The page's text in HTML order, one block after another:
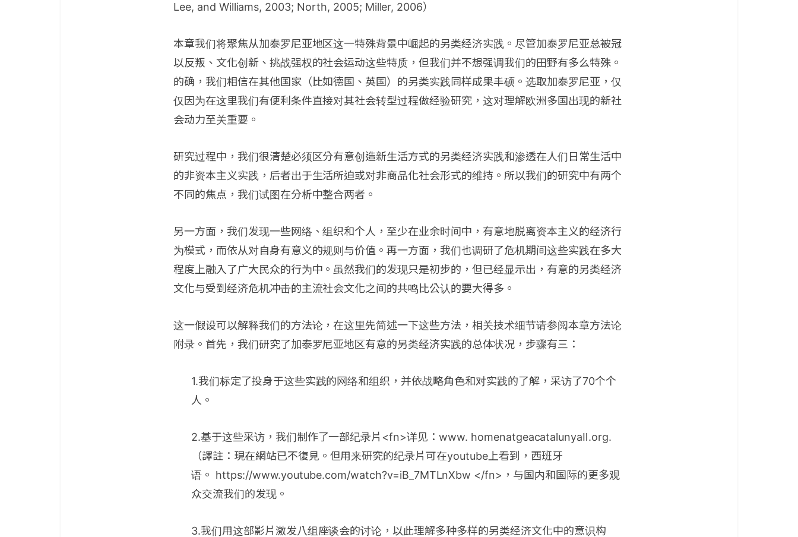
Lee, and Williams, 2003; North, 2005; Miller, 2006）
本章我们将聚焦从加泰罗尼亚地区这一特殊背景中崛起的另类经济实践。尽管加泰罗尼亚总被冠
以反叛、文化创新、挑战强权的社会运动这些特质，但我们并不想强调我们的田野有多么特殊。
的确，我们相信在其他国家（比如德国、英国）的另类实践同样成果丰硕。选取加泰罗尼亚，仅
仅因为在这里我们有便利条件直接对其社会转型过程做经验研究，这对理解欧洲多国出现的新社
会动力至关重要。
研究过程中，我们很清楚必须区分有意创造新生活方式的另类经济实践和渗透在人们日常生活中
的非资本主义实践，后者出于生活所迫或对非商品化社会形式的维持。所以我们的研究中有两个
不同的焦点，我们试图在分析中整合两者。
另一方面，我们发现一些网络、组织和个人，至少在业余时间中，有意地脱离资本主义的经济行
为模式，而依从对自身有意义的规则与价值。再一方面，我们也调研了危机期间这些实践在多大
程度上融入了广大民众的行为中。虽然我们的发现只是初步的，但已经显示出，有意的另类经济
文化与受到经济危机冲击的主流社会文化之间的共鸣比公认的要大得多。
这一假设可以解释我们的方法论，在这里先简述一下这些方法，相关技术细节请参阅本章方法论
附录。首先，我们研究了加泰罗尼亚地区有意的另类经济实践的总体状况，步骤有三：
1.我们标定了投身于这些实践的网络和组织，并依战略角色和对实践的了解，采访了70个个
人。
2.基于这些采访，我们制作了一部纪录片<fn>详见：www. homenatgeacatalunyaⅡ.org.
（譯註：現在網站已不復見。但用来研究的纪录片可在youtube上看到，西班牙
语。 https://www.youtube.com/watch?v=iB_7MTLnXbw </fn>，与国内和国际的更多观
众交流我们的发现。
3.我们用这部影片激发八组座谈会的讨论，以此理解多种多样的另类经济文化中的意识构